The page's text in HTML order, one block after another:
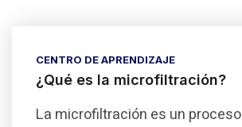
CENTRO DE APRENDIZAJE
¿Qué es la microfiltración?
La microfiltración es un